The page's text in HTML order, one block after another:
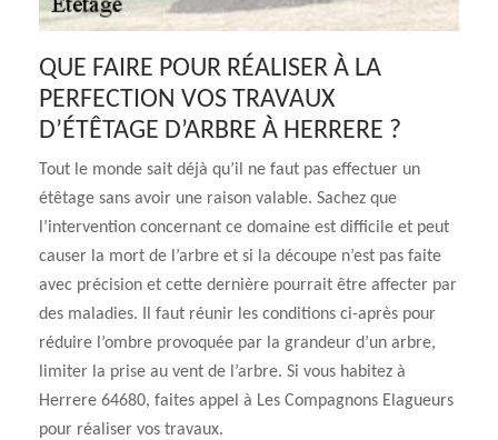
QUE FAIRE POUR RÉALISER À LA
PERFECTION VOS TRAVAUX
D’ÉTÊTAGE D’ARBRE À HERRERE ?
Tout le monde sait déjà qu’il ne faut pas effectuer un
étêtage sans avoir une raison valable. Sachez que
l’intervention concernant ce domaine est difficile et peut
causer la mort de l’arbre et si la découpe n’est pas faite
avec précision et cette dernière pourrait être affecter par
des maladies. Il faut réunir les conditions ci-après pour
réduire l’ombre provoquée par la grandeur d’un arbre,
limiter la prise au vent de l’arbre. Si vous habitez à
Herrere 64680, faites appel à Les Compagnons Elagueurs
pour réaliser vos travaux.